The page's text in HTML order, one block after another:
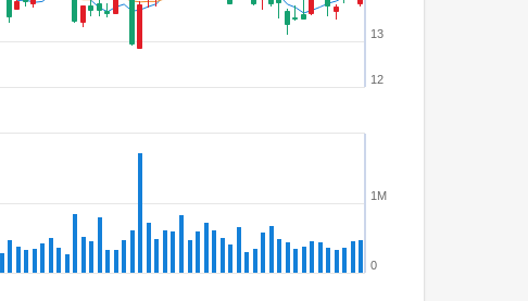
12
13
0
1M